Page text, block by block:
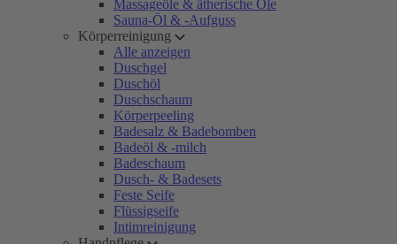
Massageöle & ätherische Öle
Sauna-Öl & -Aufguss
Körperreinigung
Alle anzeigen
Duschgel
Duschöl
Duschschaum
Körperpeeling
Badesalz & Badebomben
Badeöl & -milch
Badeschaum
Dusch- & Badesets
Feste Seife
Flüssigseife
Intimreinigung